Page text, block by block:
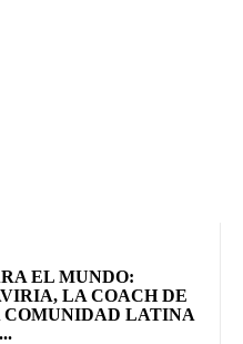
EL MUNDO:
LA COACH DE
COMUNIDAD LATINA